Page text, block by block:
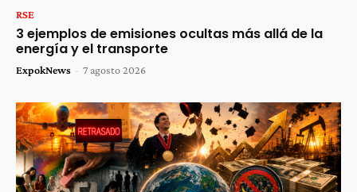
RSE
3 ejemplos de emisiones ocultas más allá de la
energía y el transporte
ExpokNews - 7 agosto 2026